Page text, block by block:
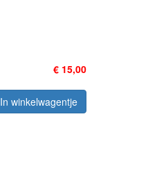
€ 15,00
In winkelwagentje